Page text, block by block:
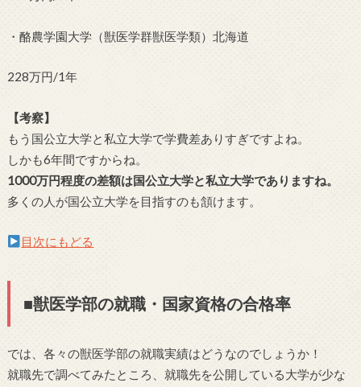
・酪農学園大学（獣医学群獣医学類）北海道
228万円/1年
【考察】
もう国公立大学と私立大学で学費差ありすぎですよね。
しかも6年間ですからね。
1000万円程度の差額は国公立大学と私立大学でありますね。
多くの人が国公立大学を目指すのも頷けます。
目次にもどる
■獣医学部の就職・国家資格の合格率
では、各々の獣医学部の就職実績はどうなのでしょうか！
就職先で調べてみたところ、就職先を公開している大学が少な